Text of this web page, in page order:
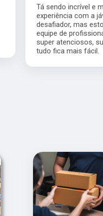
e maravilhoso a minha
a jávai. Tem sido muito
estou contando com uma
super competentes,
super profissionais...então